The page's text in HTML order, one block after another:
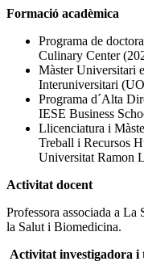
Formació acadèmica
Programa de
Culinary Center
Màster Universitari
Interuniversitari
Programa d´Alta
IESE Business
Llicenciatura i
Treball i Recursos
Universitat Ramon
Activitat docent
Professora associada a
la Salut i Biomedicina.
Activitat investigadora i